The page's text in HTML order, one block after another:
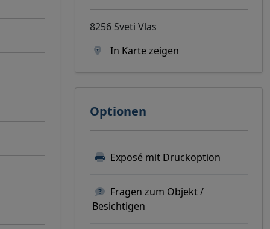
8256 Sveti Vlas
In Karte zeigen
Optionen
Exposé mit Druckoption
Fragen zum Objekt /
Besichtigen